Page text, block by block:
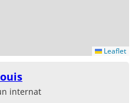
Leaflet
internat